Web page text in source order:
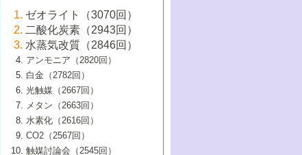
大学：オンライン・対面開催）
6号 メタン転換技術の最新動向
B号 第125回触媒討論会（2020年・工学
院大学）
5号 固体触媒による含窒素有機化合物変
換の最前線
6号 貴金属使用量低減に向けた自動車排
ガス浄化触媒の開発
B号 第123回触媒討論会（2019年・大阪
B号 第121回触媒討論会（2018年・東京
大学）
5号 水素のふるまいを解き明かす最先端
研究
6号 低級アルカンの有効利用のための触
媒技術
B号 第119回触媒討論会（2017年・首都
大学東京）
媒技術
3号 触媒研究の最先端～とびたて若き研究
者たち～（1）
4号 触媒研究の最先端～とびたて若き研究
者たち～（2）
5号 触媒研究の最先端～とびたて若き研究
者たち～（3）
6号 イオニクス材料と燃料電池・電解合成
の最新の研究動向
2号 石油精製用触媒の最近の進展
3号 固体酸化物形燃料電池（SOFC）におけ
るアノード触媒上での燃料直接改質技術
4号 コアシェル構造の制御による触媒機能
5号 工業触媒およびその周辺技術の最近の
進歩
6号 ナノシート
2号 光触媒反応機構に関する最新の研究動
向
開発動向
4号 人工光合成に向けた近年のアプローチ
5号 未利用熱エネルギーの有効活用に貢献
する触媒技術
6号 ポリオキソメタレート
1号 高耐久性燃料電池システム用触媒にお
ける新展開
2号 リビングラジカル重合の最近の動向
3号 天然ガスの化学工業的展開に関する触
媒技術
4号 貴金属触媒の精密構造制御とその活用
5号 バイオマス化成品製造のための固体触
▼54巻（2012年）
1号 規則性多孔体の利用技術における最近
の進歩
2号 第109回触媒討論会
3号 貴金属低減技術の最新動向
4号 貴金属代替技術の最新動向
5号 光触媒による物質変換反応の新展開
6号 グラフェン
▼53巻（2011年）
1号 金属学から見る合金触媒の新展開
2号 第107回触媒討論会
3号 触媒のその場観察法の進歩（１）
4号 触媒のその場観察法の進歩（２）
5号 不活性結合の触媒的活性化による有機
▼52巻（2010年）
1号 触媒の劣化対策と長寿命触媒開発
2号 第105回触媒討論会
3号 ナノ構造が拓く新機能
4号 活性サイトおよびその環境の精密な設
1号 炭素材料－熱い注目を集める材料－
2号 第103回触媒討論会
3号 環境浄化用光触媒の現状と課題
▼50巻（2008年）
1号 触媒化学と学会のこの10年，半世紀，
そして未来
▼49巻（2007年）
1号 含フッ素化合物の合成と触媒
▼48巻（2006年）
ゼオライト（3070回）
二酸化炭素（2943回）
水蒸気改質（2846回）
アンモニア（2820回）
白金（2782回）
光触媒（2667回）
メタン（2663回）
水素化（2616回）
CO2（2567回）
触媒討論会（2545回）